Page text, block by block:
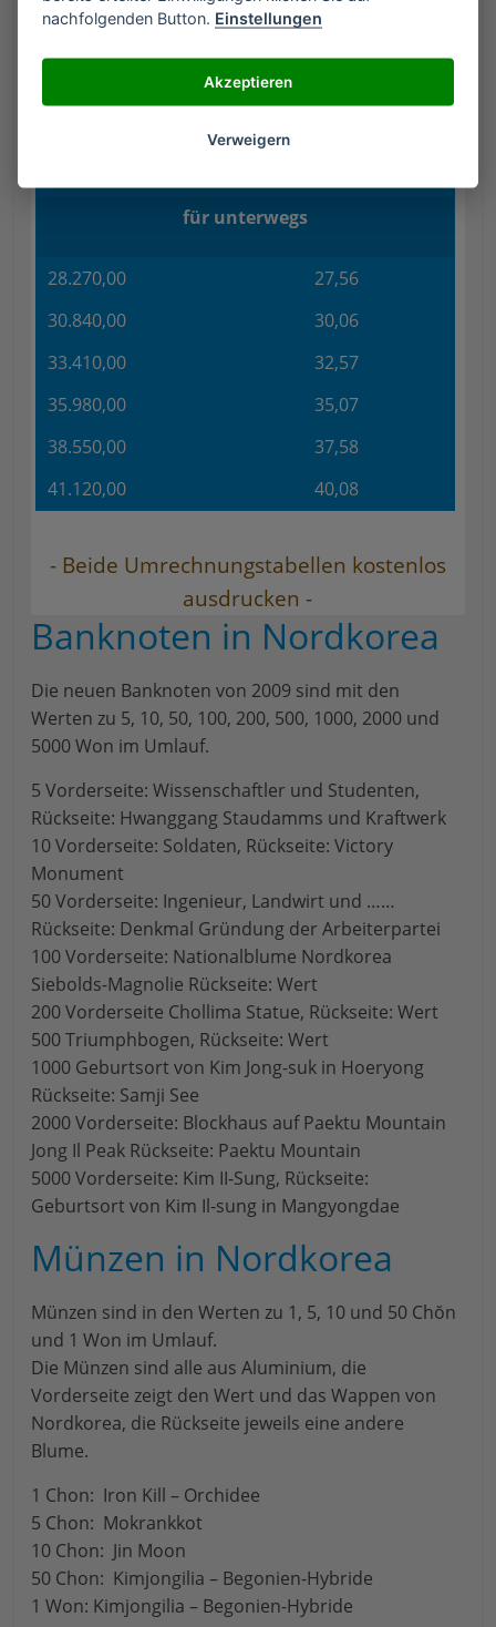
15.420,00
15,03
für unterwegs
28.270,00
27,56
30.840,00
30,06
33.410,00
32,57
35.980,00
35,07
38.550,00
37,58
41.120,00
40,08
- Beide Umrechnungstabellen kostenlos
ausdrucken -
Banknoten in Nordkorea
Die neuen Banknoten von 2009 sind mit den
Werten zu 5, 10, 50, 100, 200, 500, 1000, 2000 und
5000 Won im Umlauf.
5 Vorderseite: Wissenschaftler und Studenten,
Rückseite: Hwanggang Staudamms und Kraftwerk
10 Vorderseite: Soldaten, Rückseite: Victory
Monument
50 Vorderseite: Ingenieur, Landwirt und ……
Rückseite: Denkmal Gründung der Arbeiterpartei
100 Vorderseite: Nationalblume Nordkorea
Siebolds-Magnolie Rückseite: Wert
200 Vorderseite Chollima Statue, Rückseite: Wert
500 Triumphbogen, Rückseite: Wert
1000 Geburtsort von Kim Jong-suk in Hoeryong
Rückseite: Samji See
2000 Vorderseite: Blockhaus auf Paektu Mountain
Jong Il Peak Rückseite: Paektu Mountain
5000 Vorderseite: Kim II-Sung, Rückseite:
Geburtsort von Kim Il-sung in Mangyongdae
Münzen in Nordkorea
Münzen sind in den Werten zu 1, 5, 10 und 50 Chŏn
und 1 Won im Umlauf.
Die Münzen sind alle aus Aluminium, die
Vorderseite zeigt den Wert und das Wappen von
Nordkorea, die Rückseite jeweils eine andere
Blume.
1 Chon: Iron Kill – Orchidee
5 Chon: Mokrankkot
10 Chon: Jin Moon
50 Chon: Kimjongilia – Begonien-Hybride
1 Won: Kimjongilia – Begonien-Hybride
nachfolgenden Button. Einstellungen
Akzeptieren
Verweigern